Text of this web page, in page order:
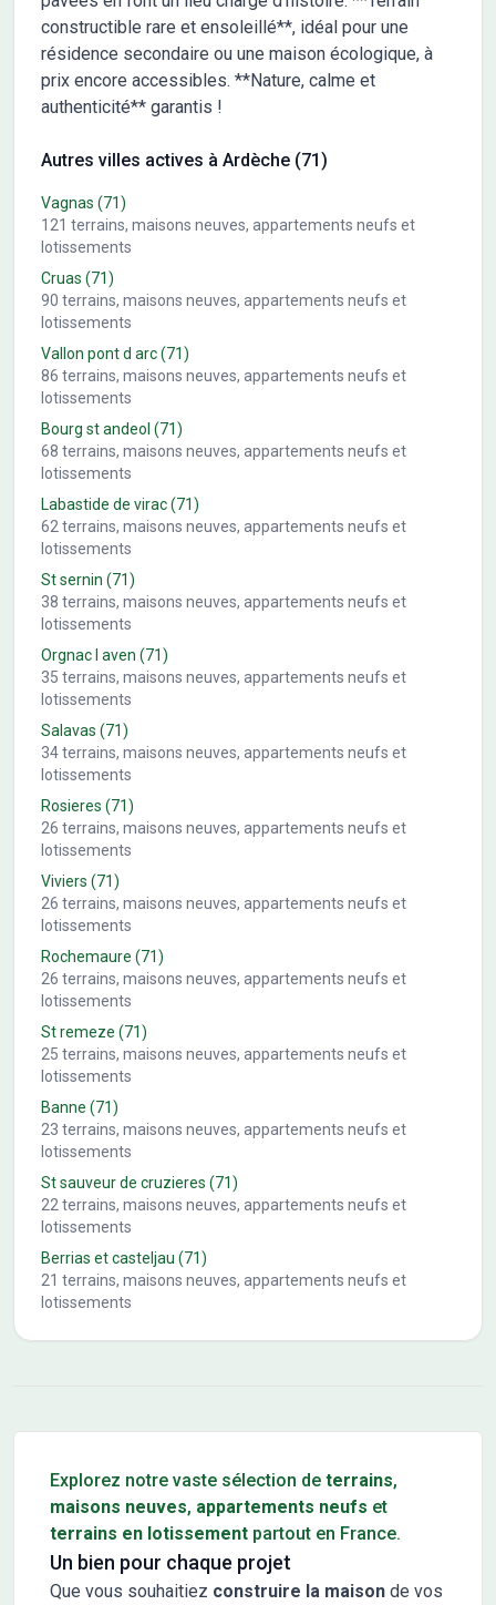
constructible rare et ensoleillé**, idéal pour une
résidence secondaire ou une maison écologique, à
prix encore accessibles. **Nature, calme et
authenticité** garantis !
Autres villes actives à Ardèche (71)
Vagnas (71)
121 terrains, maisons neuves, appartements neufs et
lotissements
Cruas (71)
90 terrains, maisons neuves, appartements neufs et
lotissements
Vallon pont d arc(71)
86 terrains, maisons neuves, appartements neufs et
lotissements
Bourg st andeol (71)
68 terrains, maisons neuves, appartements neufs et
lotissements
Labastide de virac(71)
62 terrains, maisons neuves, appartements neufs et
lotissements
St sernin (71)
38 terrains, maisons neuves, appartements neufs et
lotissements
Orgnac l aven (71)
35 terrains, maisons neuves, appartements neufs et
lotissements
Salavas (71)
34terrains, maisons neuves, appartements neufs et
lotissements
Rosieres (71)
26 terrains, maisons neuves, appartements neufs et
lotissements
Viviers (71)
26 terrains, maisons neuves, appartements neufs et
lotissements
Rochemaure (71)
26 terrains, maisons neuves, appartements neufs et
lotissements
St remeze (71)
25 terrains, maisons neuves, appartements neufs et
lotissements
Banne (71)
23 terrains, maisons neuves, appartements neufs et
lotissements
St sauveur de cruzieres (71)
22 terrains, maisons neuves, appartements neufs et
lotissements
Berrias et casteljau (71)
21 terrains, maisons neuves, appartements neufs et
lotissements
Explorez notre vaste sélection de terrains,
maisons neuves, appartements neufs et
terrains en lotissement partout en France.
Un bien pour chaque projet
Que vous souhaitiez construire la maison de vos